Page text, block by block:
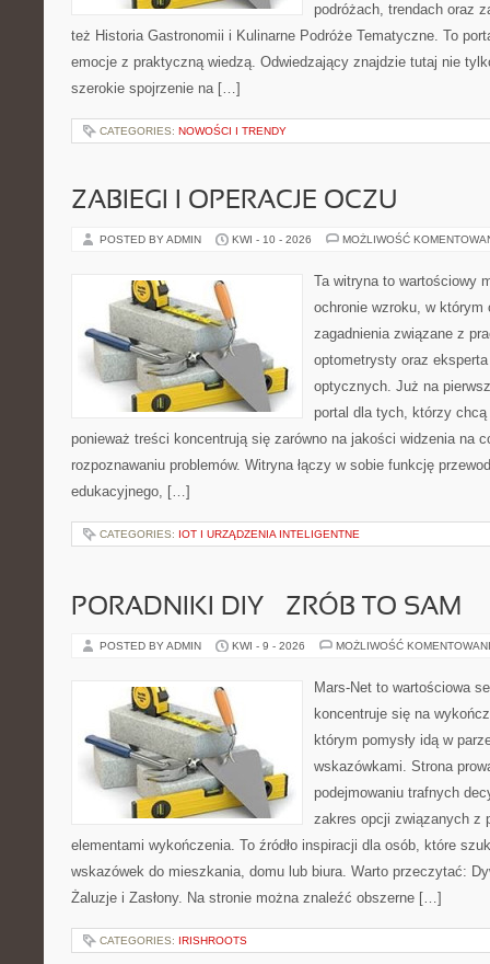
podróżach, trendach oraz
też Historia Gastronomii i Kulinarne Podróże Tematyczne. To
emocje z praktyczną wiedzą. Odwiedzający znajdzie tutaj nie
szerokie spojrzenie na […]
CATEGORIES: NOWOŚCI I TRENDY
ZABIEGI I OPERACJE OCZU
POSTED BY ADMIN KWI - 10 - 2026 MOŻLIWOŚĆ
Ta witryna to wartościowy
ochronie wzroku, w
zagadnienia związane z
optometrysty oraz
optycznych. Już na
portal dla tych, którzy
ponieważ treści koncentrują się zarówno na jakości widzenia na
rozpoznawaniu problemów. Witryna łączy w sobie funkcję
edukacyjnego, […]
CATEGORIES: IOT I URZĄDZENIA INTELIGENTNE
PORADNIKI DIY – ZRÓB TO SAM
POSTED BY ADMIN KWI - 9 - 2026 MOŻLIWOŚĆ
Mars-Net to wartościowa
koncentruje się na
którym pomysły idą w
wskazówkami. Strona
podejmowaniu trafnych
zakres opcji związanych z
elementami wykończenia. To źródło inspiracji dla osób, które
wskazówek do mieszkania, domu lub biura. Warto przeczytać:
Żaluzje i Zasłony. Na stronie można znaleźć obszerne […]
CATEGORIES: IRISHROOTS